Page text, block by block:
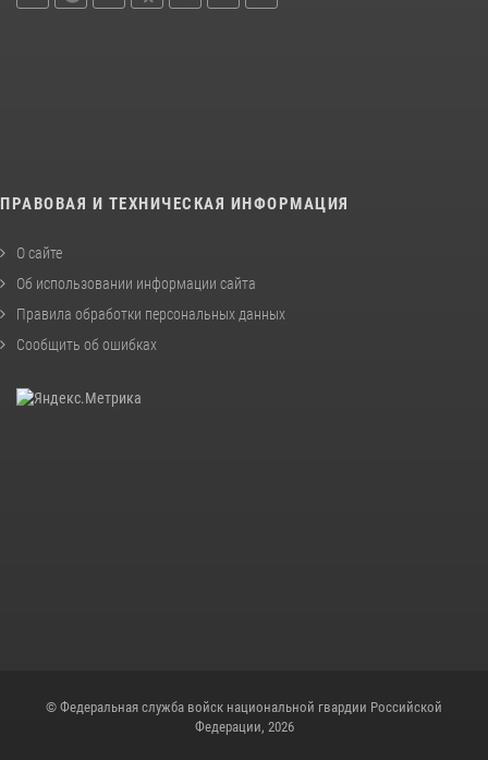
ПРАВОВАЯ И ТЕХНИЧЕСКАЯ ИНФОРМАЦИЯ
О сайте
Об использовании информации сайта
Правила обработки персональных данных
Сообщить об ошибках
© Федеральная служба войск национальной гвардии Российской
Федерации, 2026